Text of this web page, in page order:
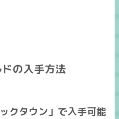
の入手方法
クタウン」で入手可能